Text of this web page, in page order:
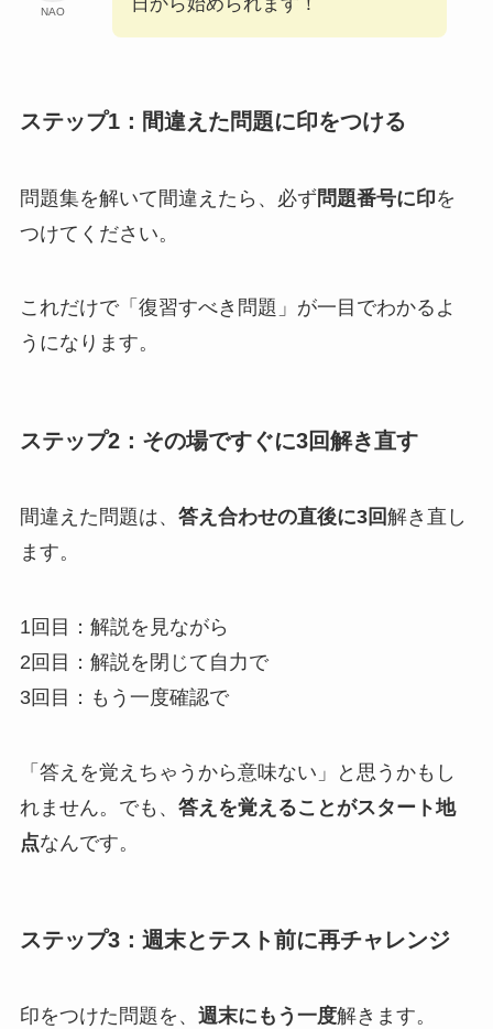
NAO
ステップ1：間違えた問題に印をつける
問題集を解いて間違えたら、必ず問題番号に印を
つけてください。
これだけで「復習すべき問題」が一目でわかるよ
うになります。
ステップ2：その場ですぐに3回解き直す
間違えた問題は、 答え合わせの直後に3回解き直し
ます。
1回目：解説を見ながら
2回目：解説を閉じて自力で
3回目：もう一度確認で
「答えを覚えちゃうから意味ない」と思うかもし
れません。でも、 答えを覚えることがスタート地
点なんです。
ステップ3：週末とテスト前に再チャレンジ
印をつけた問題を、 週末にもう一度解きます。